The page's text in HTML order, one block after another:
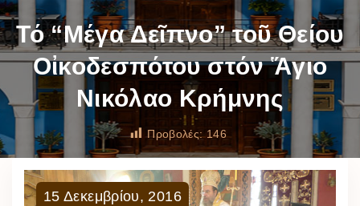
Τό “Μέγα Δεῖπνο” τοῦ Θείου
Οἰκοδεσπότου στόν Ἅγιο
Νικόλαο Κρήμνης
Προβολές: 146
15 Δεκεμβρίου, 2016